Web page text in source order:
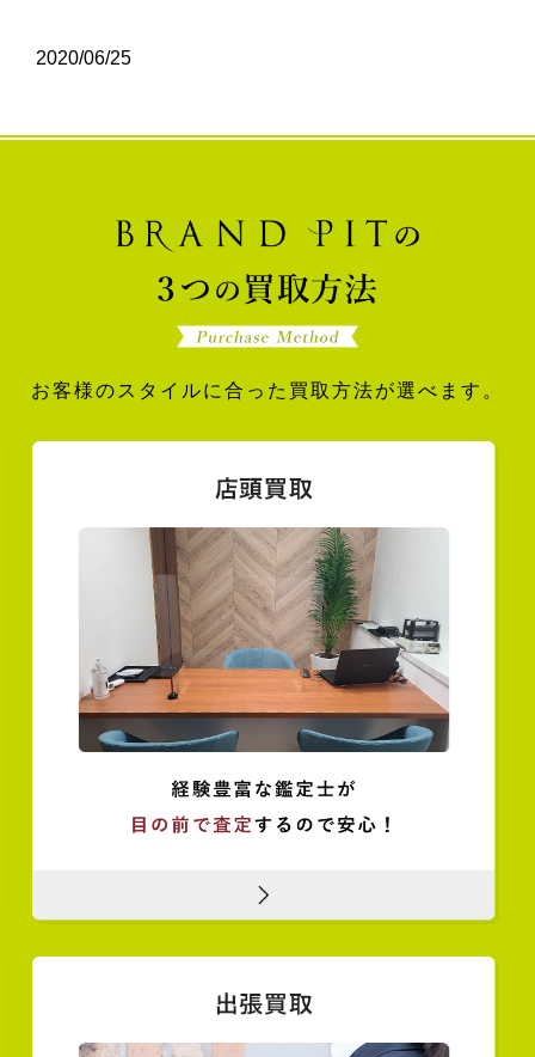
2020/06/25
お客様のスタイルに合った買取方法が選べます。